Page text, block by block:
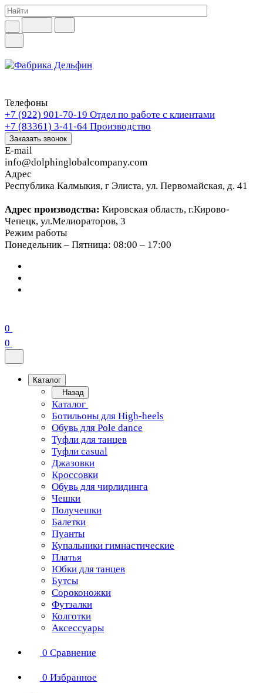
Телефоны
+7 (922) 901-70-19 Отдел по работе с клиентами
+7 (83361) 3-41-64 Производство
Заказать звонок
E-mail
info@dolphinglobalcompany.com
Адрес
Республика Калмыкия, г Элиста, ул. Первомайская, д. 41
Адрес производства: Кировская область, г.Кирово-
Чепецк, ул.Мелиораторов, 3
Режим работы
Понедельник – Пятница: 08:00 – 17:00
0
0
Каталог
Назад
Каталог
Ботильоны для High-heels
Обувь для Pole dance
Туфли для танцев
Туфли casual
Джазовки
Кроссовки
Обувь для чирлидинга
Чешки
Получешки
Балетки
Пуанты
Купальники гимнастические
Платья
Юбки для танцев
Бутсы
Сороконожки
Футзалки
Колготки
Аксессуары
0 Сравнение
0 Избранное